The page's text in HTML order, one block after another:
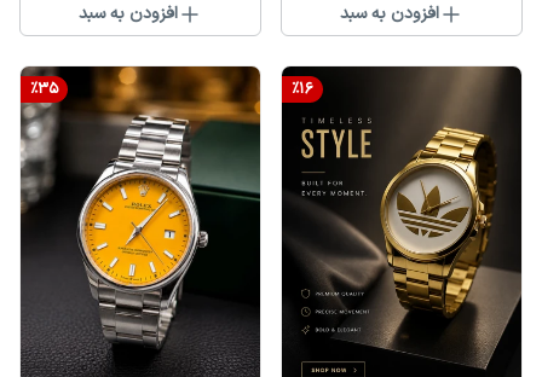
افزودن به سبد افزودن به سبد
%16
%35